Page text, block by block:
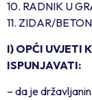
10. RADNIK U
11. ZIDAR/
I) OPĆI UVJETI
ISPUNJAVATI:
– da je